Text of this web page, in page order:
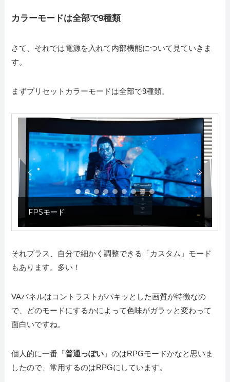
カラーモードは全部で9種類
さて、それでは電源を入れて内部機能について見ていきま
す。
まずプリセットカラーモードは全部で9種類。
RPGモード
それプラス、自分で細かく調整できる「カスタム」モード
もあります。多い！
VAパネルはコントラストがパキッとした画質が特徴なの
で、どのモードにするかによって色味がガラッと変わって
面白いですね。
個人的に一番「普通っぽい 」のはRPGモードかなと思いま
したので、常用するのはRPGにしています。